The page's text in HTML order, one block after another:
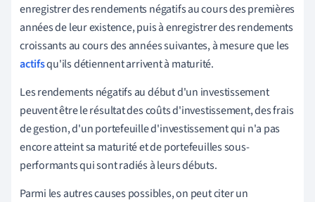
enregistrer des rendements négatifs au cours des premières
années de leur existence, puis à enregistrer des rendements
croissants au cours des années suivantes, à mesure que les
actifsqu'ils détiennent arrivent à maturité.
Les rendements négatifs au début d'un investissement
peuvent être le résultat des coûts d'investissement, des frais
de gestion, d'un portefeuille d'investissement qui n'a pas
encore atteint sa maturité et de portefeuilles sous-
performants qui sont radiés à leurs débuts.
Parmi les autres causes possibles, on peut citer un